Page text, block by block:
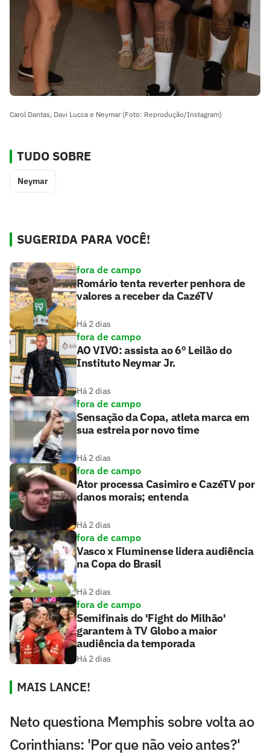
Carol Dantas, Davi Lucca e Neymar (Foto: Reprodução/Instagram)
TUDO SOBRE
Neymar
SUGERIDA PARA VOCÊ!
fora de campo
Romário tenta reverter penhora de
valores a receber da CazéTV
Há 2 dias
fora de campo
AO VIVO: assista ao 6º Leilão do
Instituto Neymar Jr.
Há 2 dias
fora de campo
Sensação da Copa, atleta marca em
sua estreia por novo time
Há 2 dias
fora de campo
Ator processa Casimiro e CazéTV por
danos morais; entenda
Há 2 dias
fora de campo
Vasco x Fluminense lidera audiência
na Copa do Brasil
Há 2 dias
fora de campo
Semifinais do 'Fight do Milhão'
garantem à TV Globo a maior
audiência da temporada
Há 2 dias
MAIS LANCE!
Neto questiona Memphis sobre volta ao
Corinthians: 'Por que não veio antes?'